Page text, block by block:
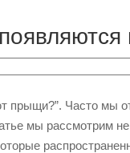
прыщи?”. Часто мы
мы рассмотрим